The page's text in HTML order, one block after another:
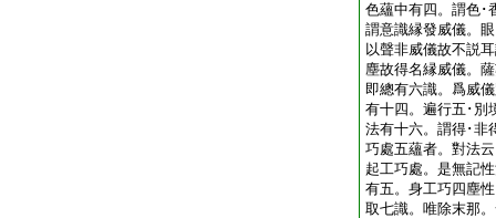
色蘊中有四。謂色･
謂意識縁發威儀。
以聲非威儀故不説
塵故得名縁威儀。
即總有六識。爲威
有十四。遍行五･別
法有十六。謂得･非
巧處五蘊者。對法
起工巧處。是無記
有五。身工巧四塵
取七識。唯除末那